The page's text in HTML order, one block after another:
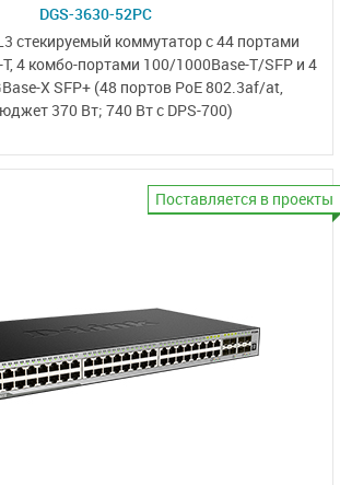
DGS-3630-52PC
стекируемый коммутаторс 44 портами
4 комбо-портами 100/1000Base-T/SFP и 4
X SFP+ (48 портов PoE 802.3af/at,
370 Вт; 740 Вт с DPS-700)
Поставляется в проекты